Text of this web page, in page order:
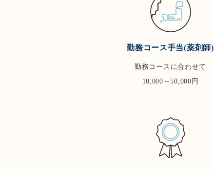
勤務コース手当(薬剤師)
勤務コースに合わせて
10,000～50,000円